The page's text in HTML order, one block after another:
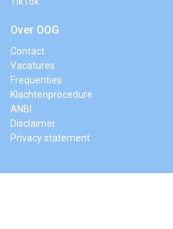
Over OOG
Contact
Vacatures
Frequenties
Klachtenprocedure
ANBI
Disclaimer
Privacy statement